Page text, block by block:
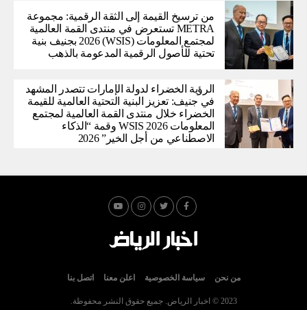
من ترسيخ القيمة إلى الثقة الرقمية: مجموعة
METRA تستعرض في منتدى القمة العالمية
لمجتمع المعلومات (WSIS) 2026 بجنيف بنية
تحتية للأصول الرقمية المدعومة بالذهب
الرؤية الخضراء لدولة الإمارات تتصدر المشهد
في جنيف: تعزيز البنية التحتية العالمية للقيمة
الخضراء خلال منتدى القمة العالمية لمجتمع
المعلومات WSIS 2026 وقمة “الذكاء
الاصطناعي من أجل الخير” 2026
من نحن سياسة الخصوصية اعلن معنا اتصل بنا
2023 © اخبار الرياض. جميع حقوق النشر محفوظة.